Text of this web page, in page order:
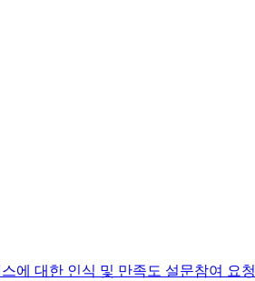
에 대한 인식 및 만족도 설문참여 요청